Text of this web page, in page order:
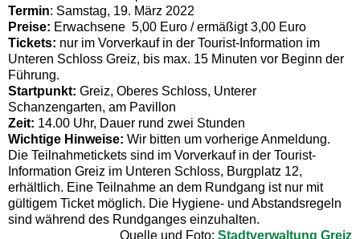
Termin: Samstag, 19. März 2022
Preise: Erwachsene 5,00 Euro / ermäßigt 3,00 Euro
Tickets: nur im Vorverkauf in der Tourist-Information im
Unteren Schloss Greiz, bis max. 15 Minuten vor Beginn der
Führung.
Startpunkt: Greiz, Oberes Schloss, Unterer
Schanzengarten, am Pavillon
Zeit: 14.00 Uhr, Dauer rund zwei Stunden
Wichtige Hinweise: Wir bitten um vorherige Anmeldung.
Die Teilnahmetickets sind im Vorverkauf in der Tourist-
Information Greiz im Unteren Schloss, Burgplatz 12,
erhältlich. Eine Teilnahme an dem Rundgang ist nur mit
gültigem Ticket möglich. Die Hygiene- und Abstandsregeln
sind während des Rundganges einzuhalten.
Quelle und Foto: Stadtverwaltung Greiz